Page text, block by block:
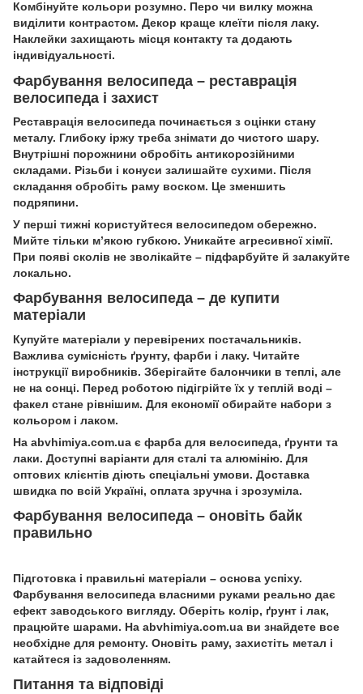
Комбінуйте кольори розумно. Перо чи вилку можна
виділити контрастом. Декор краще клеїти після лаку.
Наклейки захищають місця контакту та додають
індивідуальності.
Фарбування велосипеда – реставрація
велосипеда і захист
Реставрація велосипеда починається з оцінки стану
металу. Глибоку іржу треба знімати до чистого шару.
Внутрішні порожнини обробіть антикорозійними
складами. Різьби і конуси залишайте сухими. Після
складання обробіть раму воском. Це зменшить
подряпини.
У перші тижні користуйтеся велосипедом обережно.
Мийте тільки м’якою губкою. Уникайте агресивної хімії.
При появі сколів не зволікайте – підфарбуйте й залакуйте
локально.
Фарбування велосипеда – де купити
матеріали
Купуйте матеріали у перевірених постачальників.
Важлива сумісність ґрунту, фарби і лаку. Читайте
інструкції виробників. Зберігайте балончики в теплі, але
не на сонці. Перед роботою підігрійте їх у теплій воді –
факел стане рівнішим. Для економії обирайте набори з
кольором і лаком.
На abvhimiya.com.ua є фарба для велосипеда, ґрунти та
лаки. Доступні варіанти для сталі та алюмінію. Для
оптових клієнтів діють спеціальні умови. Доставка
швидка по всій Україні, оплата зручна і зрозуміла.
Фарбування велосипеда – оновіть байк
правильно
Підготовка і правильні матеріали – основа успіху.
Фарбування велосипеда власними руками реально дає
ефект заводського вигляду. Оберіть колір, ґрунт і лак,
працюйте шарами. На abvhimiya.com.ua ви знайдете все
необхідне для ремонту. Оновіть раму, захистіть метал і
катайтеся із задоволенням.
Питання та відповіді